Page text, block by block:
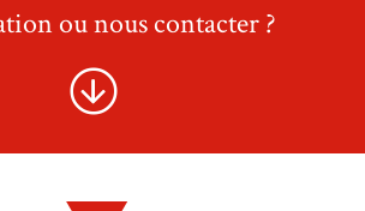
ou nous contacter ?